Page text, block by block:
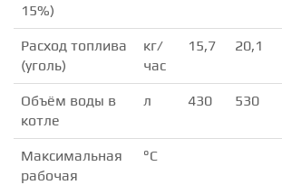
15%)
Расход топлива
(уголь)
кг/
час
15,7 20,1
Объём воды в
котле
л 430 530
Максимальная
рабочая
°С